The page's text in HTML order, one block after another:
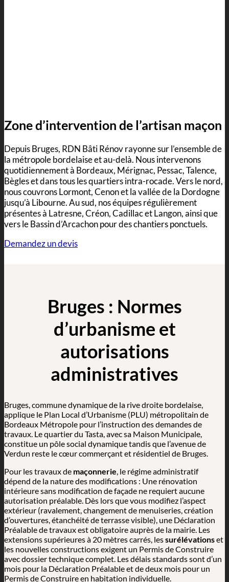
Zone d’intervention de l’artisan maçon
Depuis Bruges, RDN Bâti Rénov rayonne sur l’ensemble de
la métropole bordelaise et au-delà. Nous intervenons
quotidiennement à Bordeaux, Mérignac, Pessac, Talence,
Bègles et dans tous les quartiers intra-rocade. Vers le nord,
nous couvrons Lormont, Cenon et la vallée de la Dordogne
jusqu’à Libourne. Au sud, nos équipes régulièrement
présentes à Latresne, Créon, Cadillac et Langon, ainsi que
vers le Bassin d’Arcachon pour des chantiers ponctuels.
Demandez un devis
Bruges : Normes
d’urbanisme et
autorisations
administratives
Bruges, commune dynamique de la rive droite bordelaise,
applique le Plan Local d’Urbanisme (PLU) métropolitain de
Bordeaux Métropole pour l’instruction des demandes de
travaux. Le quartier du Tasta, avec sa Maison Municipale,
constitue un pôle social dynamique tandis que l’avenue de
Verdun reste le cœur commerçant et résidentiel de Bruges.
Pour les travaux de maçonnerie, le régime administratif
dépend de la nature des modifications : Une rénovation
intérieure sans modification de façade ne requiert aucune
autorisation préalable. Dès lors que vous modifiez l’aspect
extérieur (ravalement, changement de menuiseries, création
d’ouvertures, étanchéité de terrasse visible), une Déclaration
Préalable de travaux est obligatoire auprès de la mairie. Les
extensions supérieures à 20 mètres carrés, lessurélévationset
les nouvelles constructions exigent un Permis de Construire
avec dossier technique complet. Les délais standards sont d’un
mois pour la Déclaration Préalable et de deux mois pour un
Permis de Construire en habitation individuelle.